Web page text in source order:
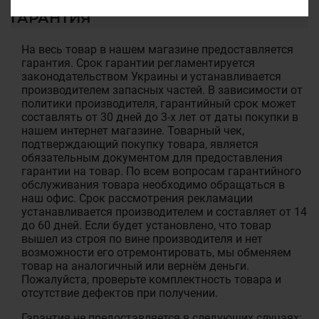
ГАРАНТИЯ
На весь товар в нашем магазине предоставляется
гарантия. Срок гарантии регламентируется
законодательством Украины и устанавливается
производителем запасных частей. В зависимости от
политики производителя, гарантийный срок может
составлять от 30 дней до 3-х лет от даты покупки в
нашем интернет магазине. Товарный чек,
подтверждающий покупку товара, является
обязательным документом для предоставления
гарантии на товар. По всем вопросам гарантийного
обслуживания товара необходимо обращаться в
наш офис. Срок рассмотрения рекламации
устанавливается производителем и составляет от 14
до 60 дней. Если будет установлено, что товар
вышел из строя по вине производителя и нет
возможности его отремонтировать, мы обменяем
товар на аналогичный или вернём деньги.
Пожалуйста, проверьте комплектность товара и
отсутствие дефектов при получении.